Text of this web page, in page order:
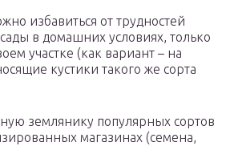
избавиться от трудностей
в домашних условиях, только
участке (как вариант – на
кустики такого же сорта
землянику популярных сортов
магазинах (семена,